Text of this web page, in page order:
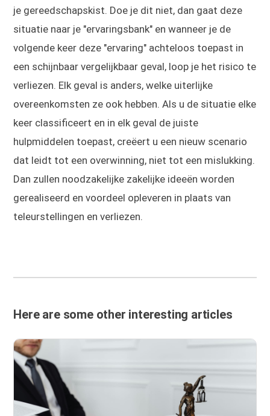
je gereedschapskist. Doe je dit niet, dan gaat deze
situatie naar je "ervaringsbank" en wanneer je de
volgende keer deze "ervaring" achteloos toepast in
een schijnbaar vergelijkbaar geval, loop je het risico te
verliezen. Elk geval is anders, welke uiterlijke
overeenkomsten ze ook hebben. Als u de situatie elke
keer classificeert en in elk geval de juiste
hulpmiddelen toepast, creëert u een nieuw scenario
dat leidt tot een overwinning, niet tot een mislukking.
Dan zullen noodzakelijke zakelijke ideeën worden
gerealiseerd en voordeel opleveren in plaats van
teleurstellingen en verliezen.
Here are some other interesting articles